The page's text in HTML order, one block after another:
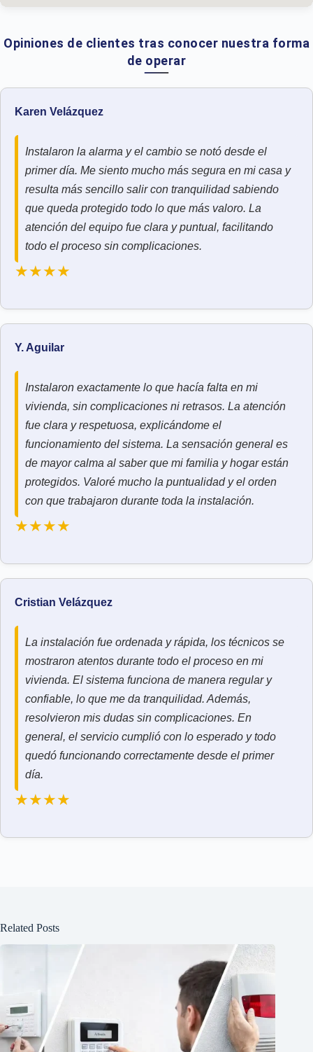
Opiniones de clientes tras conocer nuestra forma
de operar
Karen Velázquez
Instalaron la alarma y el cambio se notó desde el
primer día. Me siento mucho más segura en mi casa y
resulta más sencillo salir con tranquilidad sabiendo
que queda protegido todo lo que más valoro. La
atención del equipo fue clara y puntual, facilitando
todo el proceso sin complicaciones.
★★★★
Y. Aguilar
Instalaron exactamente lo que hacía falta en mi
vivienda, sin complicaciones ni retrasos. La atención
fue clara y respetuosa, explicándome el
funcionamiento del sistema. La sensación general es
de mayor calma al saber que mi familia y hogar están
protegidos. Valoré mucho la puntualidad y el orden
con que trabajaron durante toda la instalación.
★★★★
Cristian Velázquez
La instalación fue ordenada y rápida, los técnicos se
mostraron atentos durante todo el proceso en mi
vivienda. El sistema funciona de manera regular y
confiable, lo que me da tranquilidad. Además,
resolvieron mis dudas sin complicaciones. En
general, el servicio cumplió con lo esperado y todo
quedó funcionando correctamente desde el primer
día.
★★★★
Related Posts